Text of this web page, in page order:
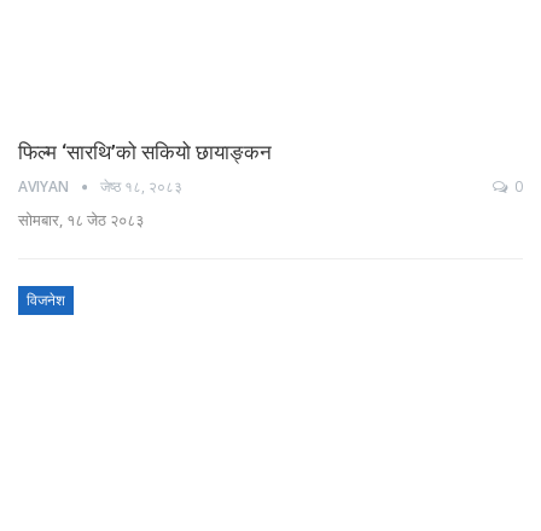
फिल्म ‘सारथि’को सकियो छायाङ्कन
AVIYAN जेष्ठ १८, २०८३ 0
सोमबार, १८ जेठ २०८३
विजनेश